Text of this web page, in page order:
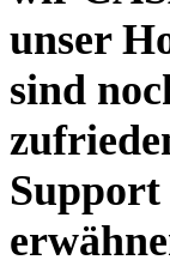
unser
sind
Support